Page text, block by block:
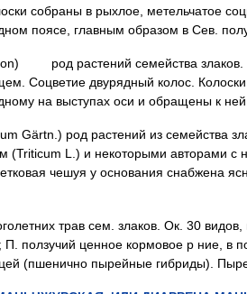
собраны в рыхлое, метельчатое
поясе, главным образом в Сев.
род растений семейства злаков.
Соцветие двурядный колос.
на выступах оси и обращены к
Gärtn.) род растений из семейства
(Triticum L.) и некоторыми авторами
чешуя у основания снабжена
трав сем. злаков. Ок. 30
ползучий ценное кормовое р ние, в
(пшенично пырейные гибриды).